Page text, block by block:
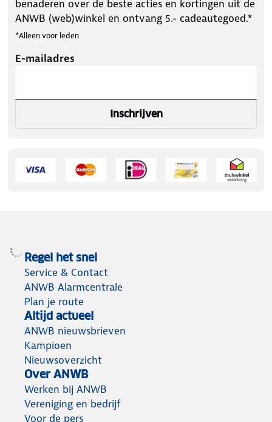
benaderen over de beste acties en kortingen uit de
ANWB (web)winkel en ontvang 5.- cadeautegoed.*
*Alleen voor leden
E-mailadres
Inschrijven
Regel het snel
Service & Contact
ANWB Alarmcentrale
Plan je route
Altijd actueel
ANWB nieuwsbrieven
Kampioen
Nieuwsoverzicht
Over ANWB
Werken bij ANWB
Vereniging en bedrijf
Voor de pers